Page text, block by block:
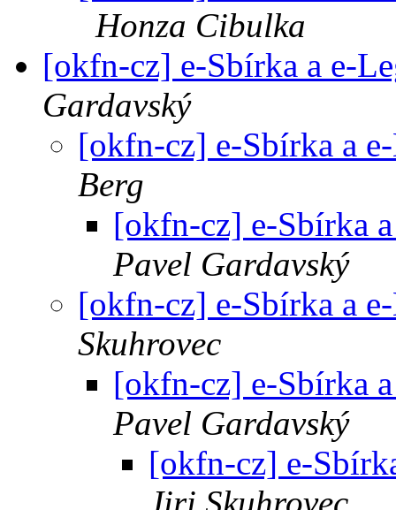
Honza Cibulka
[okfn-cz] e-Sbírka a e-
Gardavský
[okfn-cz] e-Sbírka a
Berg
[okfn-cz] e-Sbírka
Pavel Gardavský
[okfn-cz] e-Sbírka a
Skuhrovec
[okfn-cz] e-Sbírka
Pavel Gardavský
[okfn-cz] e-